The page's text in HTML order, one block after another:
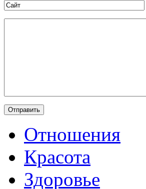
Отношения
Красота
Здоровье